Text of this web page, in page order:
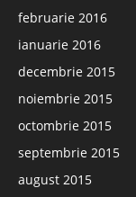
februarie 2016
ianuarie 2016
decembrie 2015
noiembrie 2015
octombrie 2015
septembrie 2015
august 2015